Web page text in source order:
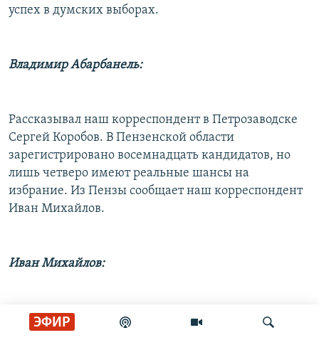
ЭФИР
успех в думских выборах.
Владимир Абарбанель:
Рассказывал наш корреспондент в Петрозаводске
Сергей Коробов. В Пензенской области
зарегистрировано восемнадцать кандидатов, но
лишь четверо имеют реальные шансы на
избрание. Из Пензы сообщает наш корреспондент
Иван Михайлов.
Иван Михайлов:
Несомненно, можно выделить действующих